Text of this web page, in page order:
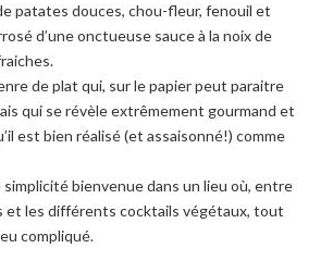
patates douces, chou-fleur, fenouil et
d’une onctueuse sauce à la noix de
de plat qui, sur le papier peut paraitre
qui se révèle extrêmement gourmand et
est bien réalisé (et assaisonné!) comme
simplicité bienvenue dans un lieu où, entre
et les différents cocktails végétaux, tout
compliqué.